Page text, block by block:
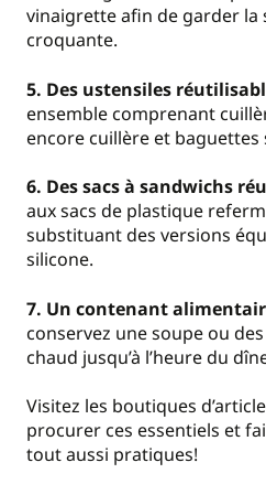
vinaigrette afin de garder la
croquante.
5. Des ustensiles
ensemble comprenant
encore cuillère et baguettes
6. Des sacs à sandwichs
aux sacs de plastique
substituant des versions
silicone.
7. Un contenant
conservez une soupe ou
chaud jusqu’à l’heure du
Visitez les boutiques
procurer ces essentiels et
tout aussi pratiques!